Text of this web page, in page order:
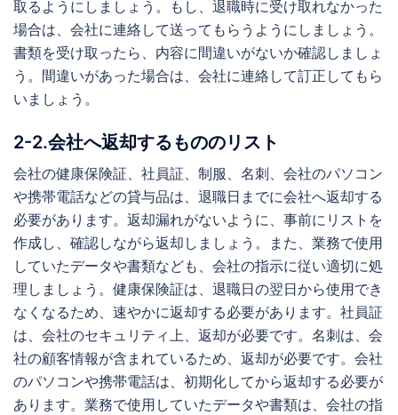
取るようにしましょう。もし、退職時に受け取れなかった
場合は、会社に連絡して送ってもらうようにしましょう。
書類を受け取ったら、内容に間違いがないか確認しましょ
う。間違いがあった場合は、会社に連絡して訂正してもら
いましょう。
2-2.会社へ返却するもののリスト
会社の健康保険証、社員証、制服、名刺、会社のパソコン
や携帯電話などの貸与品は、退職日までに会社へ返却する
必要があります。返却漏れがないように、事前にリストを
作成し、確認しながら返却しましょう。また、業務で使用
していたデータや書類なども、会社の指示に従い適切に処
理しましょう。健康保険証は、退職日の翌日から使用でき
なくなるため、速やかに返却する必要があります。社員証
は、会社のセキュリティ上、返却が必要です。名刺は、会
社の顧客情報が含まれているため、返却が必要です。会社
のパソコンや携帯電話は、初期化してから返却する必要が
あります。業務で使用していたデータや書類は、会社の指